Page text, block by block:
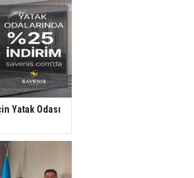
Yatak Odası